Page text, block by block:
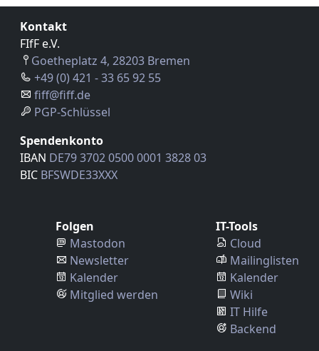
Kontakt
FIfF e.V.
Goetheplatz 4, 28203 Bremen
+49 (0) 421 - 33 65 92 55
fiff@fiff.de
PGP-Schlüssel
Spendenkonto
IBAN DE79 3702 0500 0001 3828 03
BIC BFSWDE33XXX
Folgen
Mastodon
Newsletter
Kalender
Mitglied werden
IT-Tools
Cloud
Mailinglisten
Kalender
Wiki
IT Hilfe
Backend